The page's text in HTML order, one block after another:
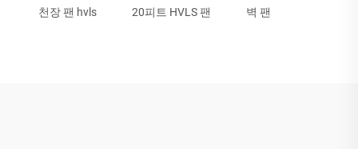
천장 팬 hvls 20피트 HVLS 팬 벽 팬